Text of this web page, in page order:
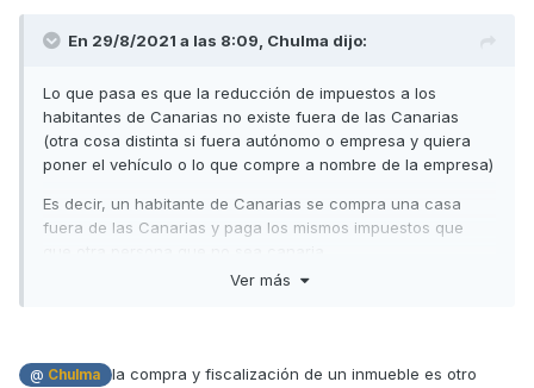
En 29/8/2021 a las 8:09, Chulma dijo:
Lo que pasa es que la reducción de impuestos a los
habitantes de Canarias no existe fuera de las Canarias
(otra cosa distinta si fuera autónomo o empresa y quiera
poner el vehículo o lo que compre a nombre de la empresa)
Es decir, un habitante de Canarias se compra una casa
fuera de las Canarias y paga los mismos impuestos que
Pero es que además, en el caso que nos ocupa, la moto se
Pero aún que el problema sea la aduana, ¿qué tiene que
Ver más
@ Chulma
la compra y fiscalización de un inmueble es otro